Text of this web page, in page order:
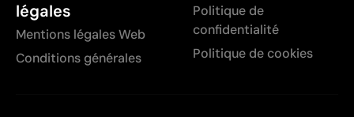
légales
Mentions légales Web
Conditions générales
Politique de
confidentialité
Politique de cookies